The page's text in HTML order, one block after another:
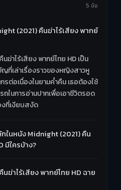
5 ข้อ
(2021) คืนฆ่าไร้เสียง พากย์
ฆ่าไร้เสียง พากย์ไทย HD เป็น
ที่เล่าเรื่องราวของหญิงสาวหู
รต่อเนื่องในยามค่ำคืน เธอต้องใช้
ถในการอ่านปากเพื่อเอาชีวิตรอด
งที่เงียบสงัด
ในหนัง Midnight (2021) คืน
มีใครบ้าง?
ฆ่าไร้เสียง พากย์ไทย HD ฉาย